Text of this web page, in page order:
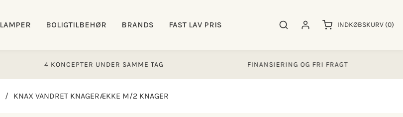
LAMPER BOLIGTILBEHØR BRANDS FAST LAV PRIS SøgeresultaterLog ind INDKØBSKURV (0)
varer
4 KONCEPTER UNDER SAMME TAG FINANSIERING OG FRI FRAGT
/ KNAX VANDRET KNAGERÆKKE M/2 KNAGER